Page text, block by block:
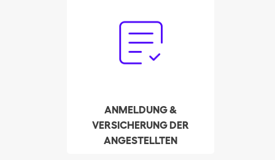
ANMELDUNG &
VERSICHERUNG DER
ANGESTELLTEN
Papierkram. Unser
Treuhandservice
kümmert sich in Ihrem